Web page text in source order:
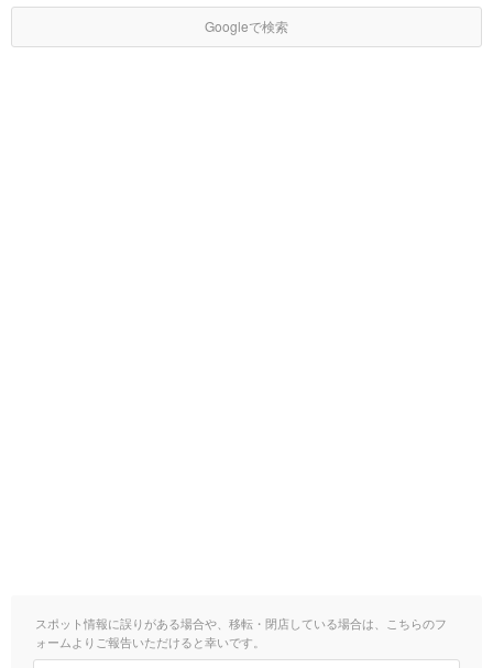
Googleで検索
スポット情報に誤りがある場合や、移転・閉店している場合は、こちらのフ
ォームよりご報告いただけると幸いです。